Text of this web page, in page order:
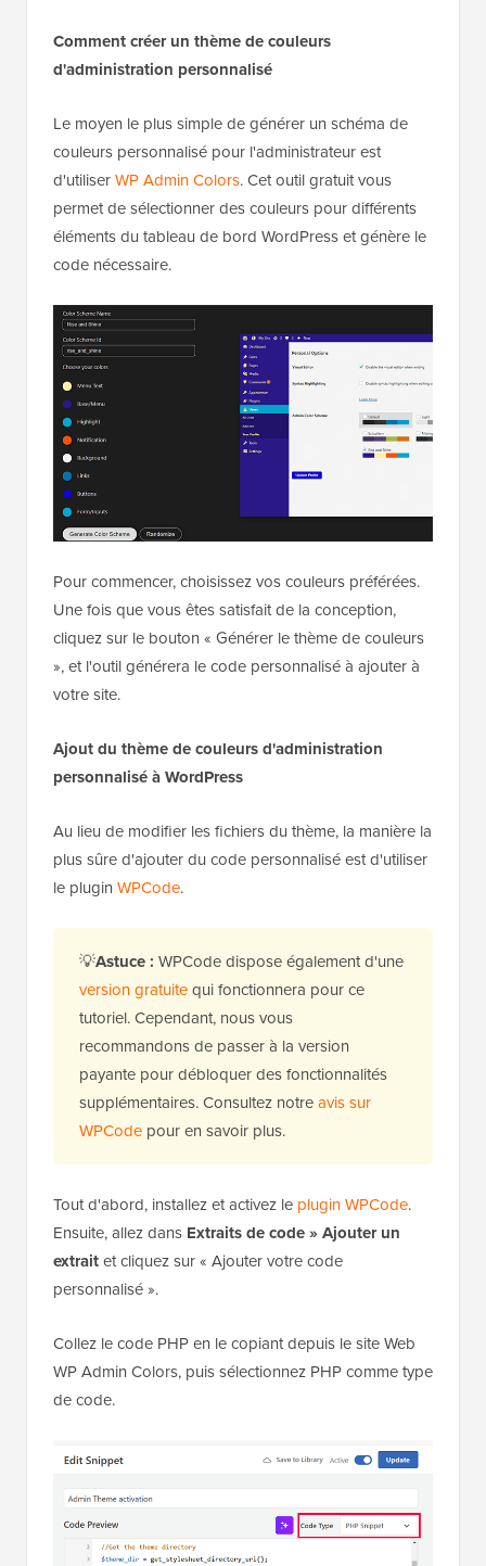
Comment créer un thème de couleurs
d'administration personnalisé
Le moyen le plus simple de générer un schéma de
couleurs personnalisé pour l'administrateur est
d'utiliserWP Admin Colors. Cet outil gratuit vous
permet de sélectionner des couleurs pour différents
éléments du tableau de bord WordPress et génère le
code nécessaire.
Pour commencer, choisissez vos couleurs préférées.
Une fois que vous êtes satisfait de la conception,
cliquez sur le bouton « Générer le thème de couleurs
», et l'outil générera le code personnalisé à ajouter à
votre site.
Ajout du thème de couleurs d'administration
personnalisé à WordPress
Au lieu de modifier les fichiers du thème, la manière la
plus sûre d'ajouter du code personnalisé est d'utiliser
le plugin WPCode.
💡Astuce : WPCode dispose également d'une
version gratuitequi fonctionnera pour ce
tutoriel. Cependant, nous vous
recommandons de passer à la version
payante pour débloquer des fonctionnalités
supplémentaires. Consultez notreavis sur
WPCode pour en savoir plus.
Tout d'abord, installez et activez le plugin WPCode.
Ensuite, allez dans Extraits de code » Ajouter un
extraitet cliquez sur « Ajouter votre code
personnalisé ».
Collez le code PHP en le copiant depuis le site Web
WP Admin Colors, puis sélectionnez PHP comme type
de code.